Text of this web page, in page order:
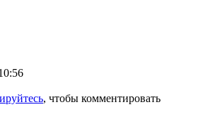
, чтобы комментировать